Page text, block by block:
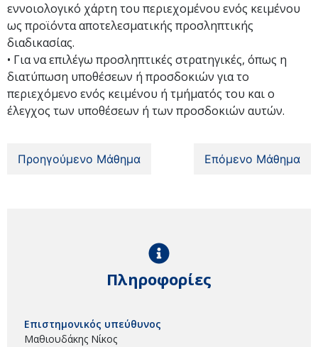
εννοιολογικό χάρτη του περιεχομένου ενός κειμένου
ως προϊόντα αποτελεσματικής προσληπτικής
διαδικασίας.
• Για να επιλέγω προσληπτικές στρατηγικές, όπως η
διατύπωση υποθέσεων ή προσδοκιών για το
περιεχόμενο ενός κειμένου ή τμήματός του και ο
έλεγχος των υποθέσεων ή των προσδοκιών αυτών.
Προηγούμενο Μάθημα Επόμενο Μάθημα
Πληροφορίες
Επιστημονικός υπεύθυνος
Μαθιουδάκης Νίκος